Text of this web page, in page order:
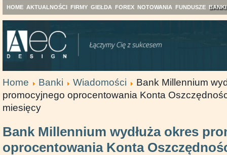
HOME AKTUALNOŚCI FIRMY GIEŁDA FOREX NOTOWANIA FUNDUSZE BANKI
Home Banki Wiadomości
Bank Millennium
promocyjnego oprocentowania Konta
miesięcy
Bank Millennium wydłuża okres
oprocentowania Konta